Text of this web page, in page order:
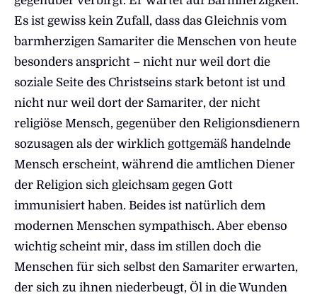
Es ist gewiss kein Zufall, dass das Gleichnis vom
barmherzigen Samariter die Menschen von heute
besonders anspricht – nicht nur weil dort die
soziale Seite des Christseins stark betont ist und
nicht nur weil dort der Samariter, der nicht
religiöse Mensch, gegenüber den Religionsdienern
sozusagen als der wirklich gottgemäß handelnde
Mensch erscheint, während die amtlichen Diener
der Religion sich gleichsam gegen Gott
immunisiert haben. Beides ist natürlich dem
modernen Menschen sympathisch. Aber ebenso
wichtig scheint mir, dass im stillen doch die
Menschen für sich selbst den Samariter erwarten,
der sich zu ihnen niederbeugt, Öl in die Wunden